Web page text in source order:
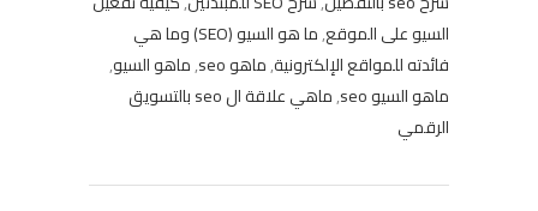
السيو على الموقع,
ما هو السيو (SEO) وما هي
فائدته للمواقع الإلكترونية,ماهو seo ,ماهو السيو,
ماهو السيو seo
,
ماهي علاقة ال seo بالتسويق
الرقمي